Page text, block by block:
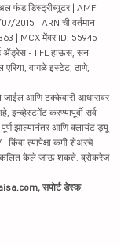
फंड डिस्ट्रीब्यूटर | AMFI
2015 | ARN ची वर्तमान
| MCX मेंबर ID: 55945 |
ॲड्रेस - IIFL हाऊस, सन
वागळे इस्टेट, ठाणे,
आणि टक्केवारी आधारावर
इन्व्हेस्टमेंट करण्यापूर्वी सर्व
झाल्यानंतर आणि क्लायंट ड्यू
त्यापेक्षा कमी शेअरचे
केले जाऊ शकते. ब्रोकरेज
सपोर्ट डेस्क